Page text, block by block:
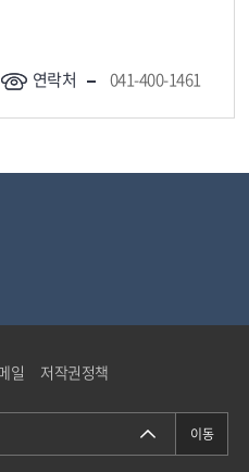
연락처
041-400-1461
일 저작권정책